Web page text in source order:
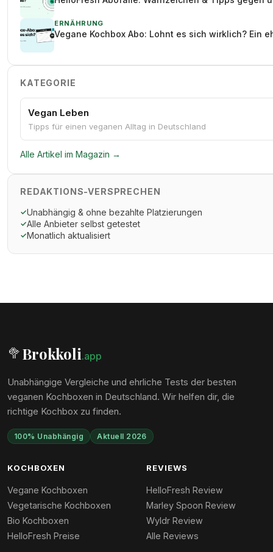
ERNÄHRUNG
Vegane Kochbox Abo: Lohnt es sich wirklich? Ein
KATEGORIE
Vegan Leben
Tipps für einen veganen Alltag in Deutschland
Alle Artikel im Magazin →
REDAKTIONS-VERSPRECHEN
✓Unabhängig & ohne bezahlte Platzierungen
✓Alle Anbieter selbst getestet
✓Monatlich aktualisiert
🥦Brokkoli.app
Unabhängige Vergleiche und ehrliche Tests der besten
veganen Kochboxen in Deutschland. Wir helfen dir, die
richtige Kochbox zu finden.
100% Unabhängig Aktuell 2026
KOCHBOXEN
Vegane Kochboxen
Vegetarische Kochboxen
Bio Kochboxen
HelloFresh Preise
REVIEWS
HelloFresh Review
Marley Spoon Review
Wyldr Review
Alle Reviews